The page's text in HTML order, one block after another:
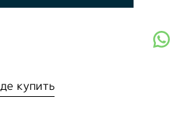
купить